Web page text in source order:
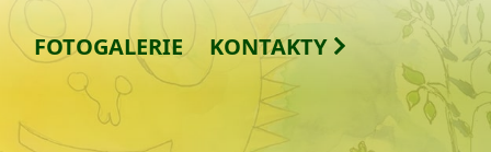
FOTOGALERIE KONTAKTY